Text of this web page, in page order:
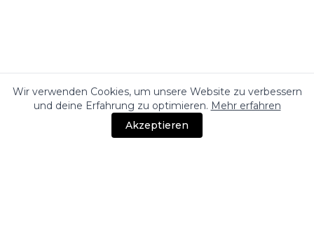
Wir verwenden Cookies, um unsere Website zu verbessern
und deine Erfahrung zu optimieren. Mehr erfahren
Akzeptieren